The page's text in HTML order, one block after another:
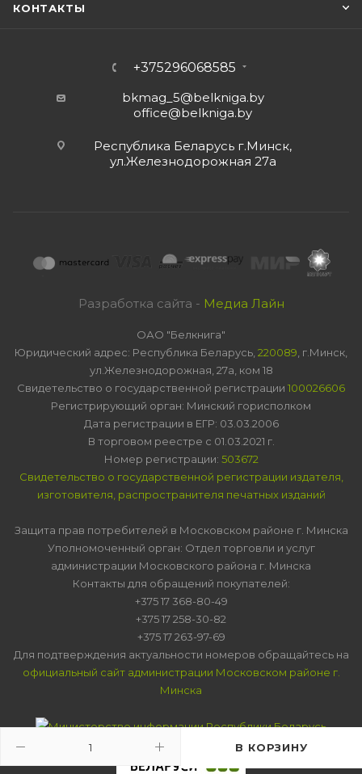
В КОРЗИНУ
КОНТАКТЫ
+375296068585
bkmag_5@belkniga.by
office@belkniga.by
Республика Беларусь г.Минск,
ул.Железнодорожная 27а
Разработка сайта - Медиа Лайн
ОАО "Белкнига"
Юридический адрес: Республика Беларусь, 220089 , г.Минск,
ул.Железнодорожная, 27а, ком 18
Свидетельство о государственной регистрации 100026606
Регистрирующий орган: Минский горисполком
Дата регистрации в ЕГР: 03.03.2006
В торговом реестре с 01.03.2021 г.
Номер регистрации: 503672
Свидетельство о государственной регистрации издателя,
изготовителя, распространителя печатных изданий
Защита прав потребителей в Московском районе г. Минска
Уполномоченный орган: Отдел торговли и услуг
администрации Московского района г. Минска
Контакты для обращений покупателей:
+375 17 368-80-49
+375 17 258-30-82
+375 17 263-97-69
Для подтверждения актуальности номеров обращайтесь на
официальный сайт администрации Московском районе г.
Минска